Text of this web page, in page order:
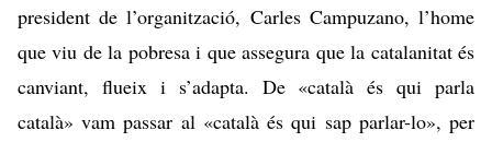
president de l’organització, Carles Campuzano, l’home
que viu de la pobresa i que assegura que la catalanitat és
canviant, flueix i s’adapta. De «català és qui parla
català» vam passar al «català és qui sap parlar-lo», per